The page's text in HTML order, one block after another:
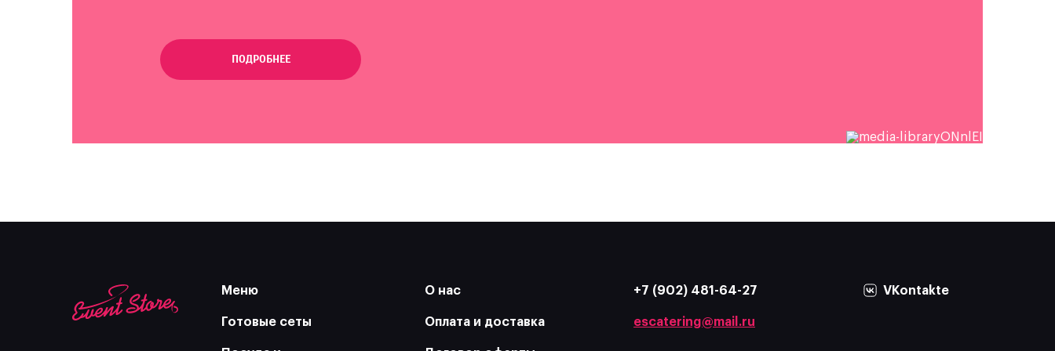
ПОДРОБНЕЕ
Меню
Готовые сеты
О нас
Оплата и доставка
+7 (902) 481-64-27
escatering@mail.ru
VKontakte